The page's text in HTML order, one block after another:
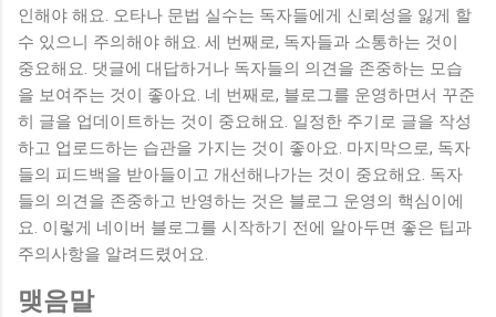
인해야 해요. 오타나 문법 실수는 독자들에게 신뢰성을 잃게 할
수 있으니 주의해야 해요. 세 번째로, 독자들과 소통하는 것이
중요해요. 댓글에 대답하거나 독자들의 의견을 존중하는 모습
을 보여주는 것이 좋아요. 네 번째로, 블로그를 운영하면서 꾸준
히 글을 업데이트하는 것이 중요해요. 일정한 주기로 글을 작성
하고 업로드하는 습관을 가지는 것이 좋아요. 마지막으로, 독자
들의 피드백을 받아들이고 개선해나가는 것이 중요해요. 독자
들의 의견을 존중하고 반영하는 것은 블로그 운영의 핵심이에
요. 이렇게 네이버 블로그를 시작하기 전에 알아두면 좋은 팁과
주의사항을 알려드렸어요.
맺음말